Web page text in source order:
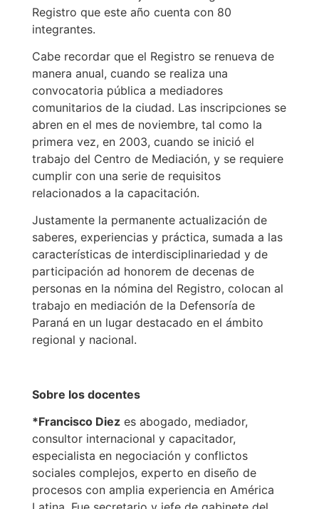
Registro que este año cuenta con 80
integrantes.
Cabe recordar que el Registro se renueva de
manera anual, cuando se realiza una
convocatoria pública a mediadores
comunitarios de la ciudad. Las inscripciones se
abren en el mes de noviembre, tal como la
primera vez, en 2003, cuando se inició el
trabajo del Centro de Mediación, y se requiere
cumplir con una serie de requisitos
relacionados a la capacitación.
Justamente la permanente actualización de
saberes, experiencias y práctica, sumada a las
características de interdisciplinariedad y de
participación ad honorem de decenas de
personas en la nómina del Registro, colocan al
trabajo en mediación de la Defensoría de
Paraná en un lugar destacado en el ámbito
regional y nacional.
Sobre los docentes
*Francisco Diezes abogado, mediador,
consultor internacional y capacitador,
especialista en negociación y conflictos
sociales complejos, experto en diseño de
procesos con amplia experiencia en América